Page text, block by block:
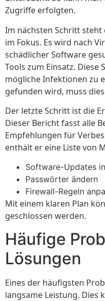
Zugriffe erfolgten.
Im nächsten Schritt
im Fokus. Es wird nach
schädlicher Software
Tools zum Einsatz. Diese
mögliche Infektionen zu
gefunden wird, muss
Der letzte Schritt ist die
Dieser Bericht fasst alle
Empfehlungen für
enthält er eine Liste von
Software-Updates
Passwörter ändern
Firewall-Regeln
Mit einem klaren Plan
geschlossen werden.
Häufige
Lösungen
Eines der häufigsten
langsame Leistung. Dies